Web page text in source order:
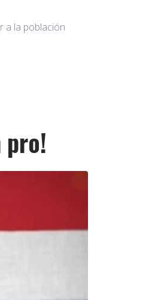
a la población
pro!